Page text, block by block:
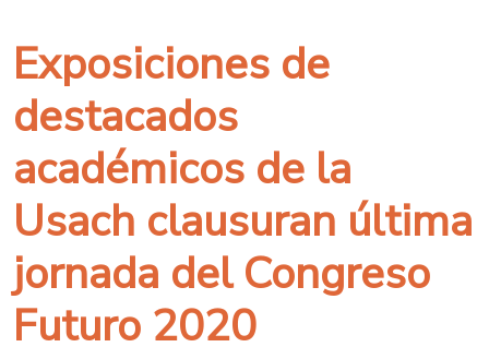
Exposiciones de
destacados
académicos de la
Usach clausuran última
jornada del Congreso
Futuro 2020